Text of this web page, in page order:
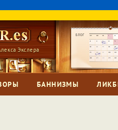
Экслера
БАННИЗМЫ